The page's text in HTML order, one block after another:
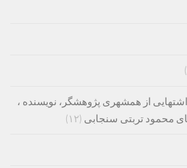
از همشهری پژوهشگر، نویسنده ،
محمود تربتی سنجابی (۱۲)